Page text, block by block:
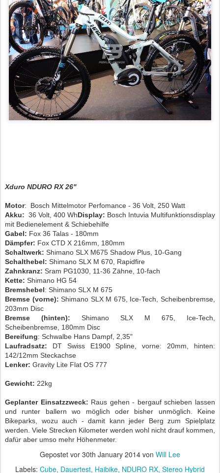
Xduro NDURO RX 26"
Motor: Bosch Mittelmotor Perfomance - 36 Volt, 250 Watt
Akku: 36 Volt, 400 WhDisplay: Bosch Intuvia Multifunktionsdisplay
mit Bedienelement & Schiebehilfe
Gabel: Fox 36 Talas - 180mm
Dämpfer: Fox CTD X 216mm, 180mm
Schaltwerk: Shimano SLX M675 Shadow Plus, 10-Gang
Schalthebel: Shimano SLX M 670, Rapidfire
Zahnkranz: Sram PG1030, 11-36 Zähne, 10-fach
Kette: Shimano HG 54
Bremshebel: Shimano SLX M 675
Bremse (vorne): Shimano SLX M 675, Ice-Tech, Scheibenbremse,
203mm Disc
Bremse (hinten):
Shimano SLX M 675, Ice-Tech,
Scheibenbremse, 180mm Disc
Bereifung: Schwalbe Hans Dampf, 2,35"
Laufradsatz:
DT Swiss E1900 Spline, vorne: 20mm, hinten:
142/12mm Steckachse
Lenker: Gravity Lite Flat OS 777
Gewicht: 22kg
Geplanter Einsatzzweck: Raus gehen - bergauf schieben lassen
und runter ballern wo möglich oder bisher unmöglich. Keine
Bikeparks, wozu auch - damit kann jeder Berg zum Spielplatz
werden. Viele Strecken Kilometer werden wohl nicht drauf kommen,
dafür aber umso mehr Höhenmeter.
Gepostet vor 30th January 2014 von Will Lee
Labels: Cube Dauertest Haibike NDURO RX Stereo Hybrid